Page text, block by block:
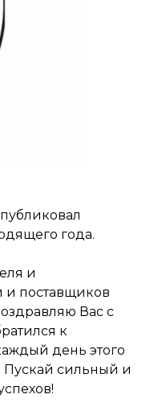
года.
и
и поставщиков
Вас с
к
день этого
сильный и